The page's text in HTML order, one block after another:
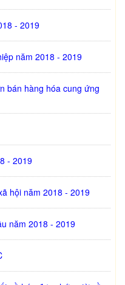
- 2019
năm 2018 - 2019
bán hàng hóa cung ứng
- 2019
hội năm 2018 - 2019
năm 2018 - 2019